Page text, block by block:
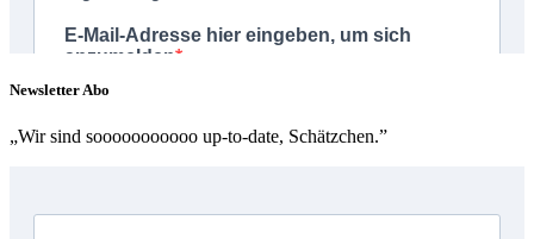
Newsletter Abo
„Wir sind sooooooooooo up-to-date, Schätzchen.”